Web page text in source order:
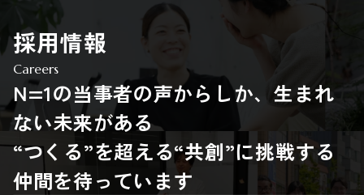
採用情報
Careers
N=1の当事者の声からしか、生まれ
ない未来がある
“つくる”を超える“共創”に挑戦する
仲間を待っています